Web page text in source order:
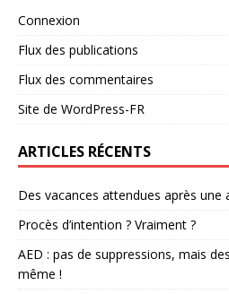
Connexion
Flux des publications
Flux des commentaires
Site de WordPress-FR
ARTICLES RÉCENTS
Des vacances attendues après une
Procès d’intention ? Vraiment ?
AED : pas de suppressions, mais
même !